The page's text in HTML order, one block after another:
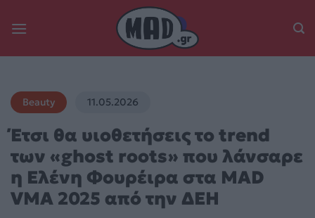
Beauty 11.05.2026
Έτσι θα υιοθετήσεις το trend
των «ghost roots» που λάνσαρε
η Ελένη Φουρέιρα στα MAD
VMA 2025 από την ΔΕΗ